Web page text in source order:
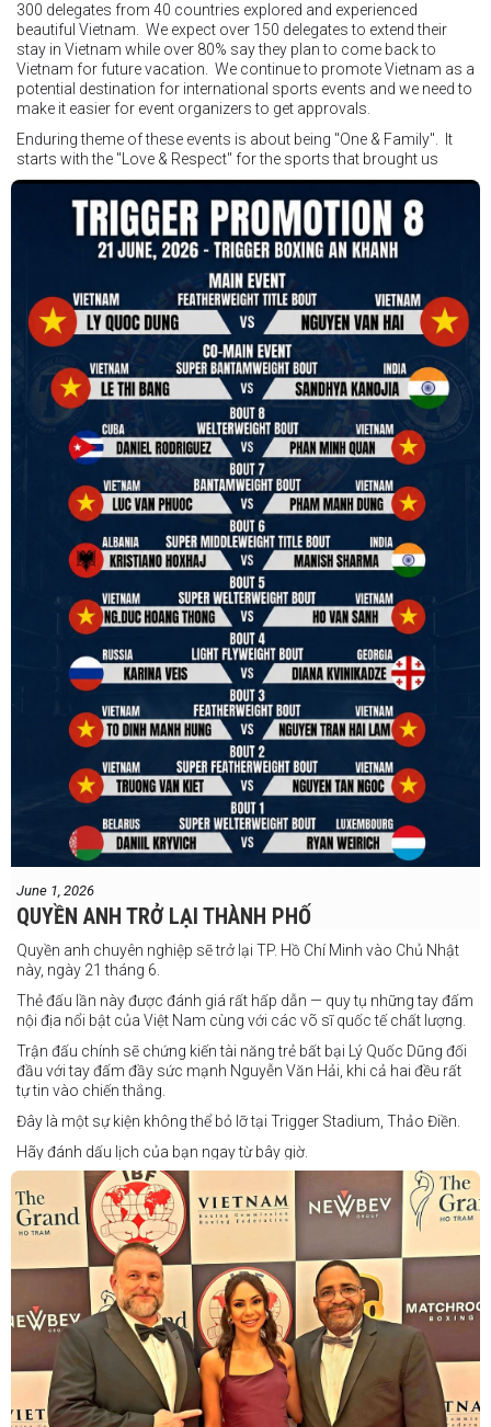
300 delegates from 40 countries explored and experienced
beautiful Vietnam. We expect over 150 delegates to extend their
stay in Vietnam while over 80% say they plan to come back to
Vietnam for future vacation. We continue to promote Vietnam as a
potential destination for international sports events and we need to
make it easier for event organizers to get approvals.
Enduring theme of these events is about being "One & Family". It
starts with the "Love & Respect" for the sports that brought us
together. To help each other get better, to share experiences, and
remembering that it is all about protecting the safety of the boxers
in and out of the ring. It is not about power over them but rather
power to serve, guide, advice, and respect the path they chose. We
strive to make it a little smoother and safer.
VBO is pleased to welcome
Vietnam Boxing Federation - VBF
to join the convention in the organizing committee. We are joining
hands to restart professional boxing in Vietnam. Stay stuned.
We will release more photos once IBF has had the chance to
review them and release it officially.
#ibfconvention
#grandhotram
#professionalboxing
#41stibfconvention
June 1, 2026
QUYỀN ANH TRỞ LẠI THÀNH PHỐ
Quyền anh chuyên nghiệp sẽ trở lại TP. Hồ Chí Minh vào Chủ Nhật
này, ngày 21 tháng 6.
Thẻ đấu lần này được đánh giá rất hấp dẫn — quy tụ những tay đấm
nội địa nổi bật của Việt Nam cùng với các võ sĩ quốc tế chất lượng.
Trận đấu chính sẽ chứng kiến tài năng trẻ bất bại Lý Quốc Dũng đối
đầu với tay đấm đầy sức mạnh Nguyễn Văn Hải, khi cả hai đều rất
tự tin vào chiến thắng.
Đây là một sự kiện không thể bỏ lỡ tại Trigger Stadium, Thảo Điền.
Hãy đánh dấu lịch của bạn ngay từ bây giờ.
Thông tin cập nhật sẽ sớm được công bố.